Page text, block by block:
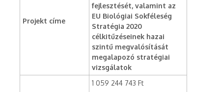
Projekt címe
fejlesztését, valamint az
EU Biológiai Sokféleség
Stratégia 2020
célkitűzéseinek hazai
szintű megvalósítását
megalapozó stratégiai
vizsgálatok
1 059 244 743 Ft